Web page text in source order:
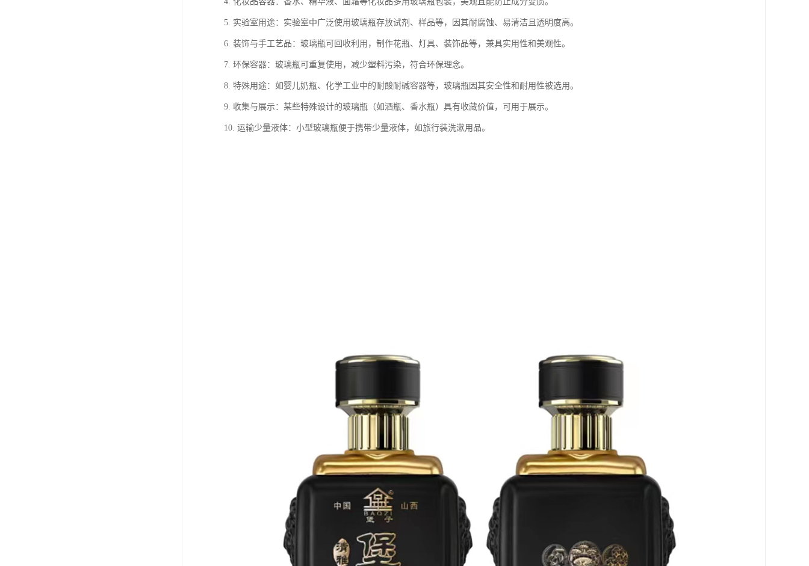
5. 实验室用途：实验室中广泛使用玻璃瓶存放试剂、样品等，因其耐腐蚀、易清洁且透明度高。
6. 装饰与手工艺品：玻璃瓶可回收利用，制作花瓶、灯具、装饰品等，兼具实用性和美观性。
7. 环保容器：玻璃瓶可重复使用，减少塑料污染，符合环保理念。
8. 特殊用途：如婴儿奶瓶、化学工业中的耐酸耐碱容器等，玻璃瓶因其安全性和耐用性被选用。
9. 收集与展示：某些特殊设计的玻璃瓶（如酒瓶、香水瓶）具有收藏价值，可用于展示。
10. 运输少量液体：小型玻璃瓶便于携带少量液体，如旅行装洗漱用品。